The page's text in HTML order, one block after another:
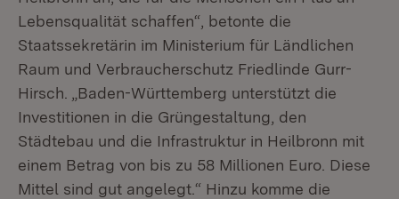
Lebensqualität schaffen“, betonte die
Staatssekretärin im Ministerium für Ländlichen
Raum und Verbraucherschutz Friedlinde Gurr-
Hirsch. „Baden-Württemberg unterstützt die
Investitionen in die Grüngestaltung, den
Städtebau und die Infrastruktur in Heilbronn mit
einem Betrag von bis zu 58 Millionen Euro. Diese
Mittel sind gut angelegt.“ Hinzu komme die